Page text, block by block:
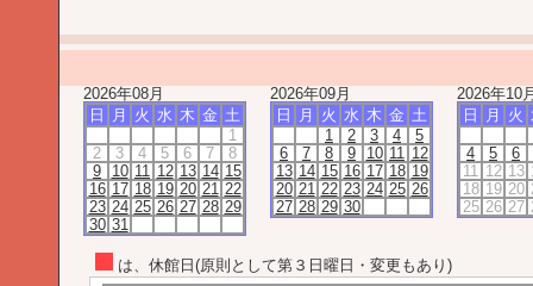
2026年08月
日
月 火 水 木 金 土
1
2
3 4 5 6 7
8
9
10 11 12 13 14 15
16 17 18 19 20 21 22
23 24 25 26 27 28 29
30 31
2026年09月
日
月 火 水 木 金 土
1
2 3 4
5
6
7 8 9 10 11 12
13 14 15 16 17 18 19
20 21 22 23 24 25 26
27 28 29 30
2026年10
日
月 火
4 5
6
11 12 13
18 19 20
25 26 27
は、休館日(原則として第３日曜日・変更もあり)